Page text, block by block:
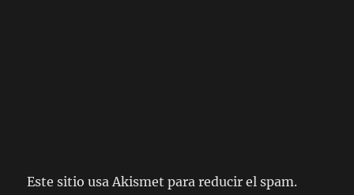
Este sitio usa Akismet para reducir el spam.